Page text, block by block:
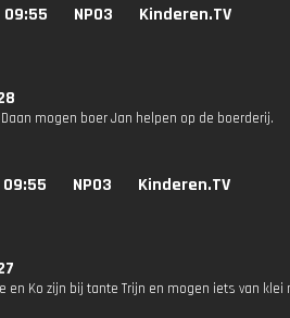
NPO3 Kinderen.TV
mogen boer Jan helpen op de boerderij.
NPO3 Kinderen.TV
en Ko zijn bij tante Trijn en mogen iets van